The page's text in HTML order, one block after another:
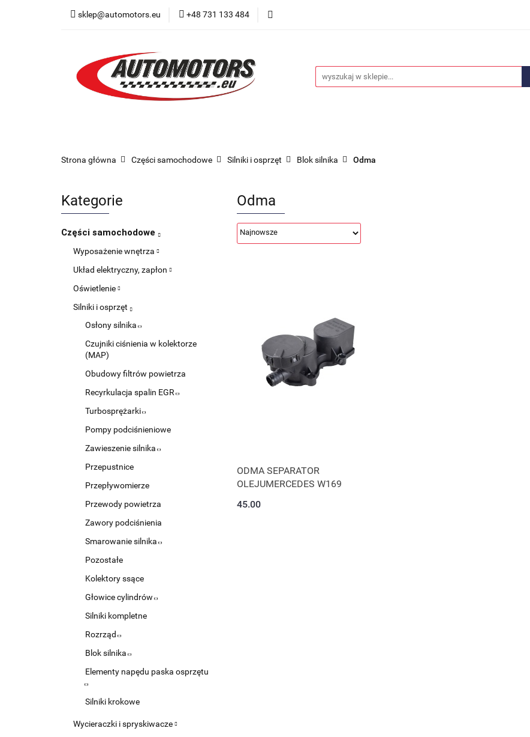
sklep@automotors.eu +48 731 133 484
Części samochodowe
Car audio Nowości
Strona główna Części samochodowe Silniki i osprzęt Blok silnika Odma
Kategorie
Części samochodowe
Wyposażenie wnętrza
Układ elektryczny, zapłon
Oświetlenie
Silniki i osprzęt
Osłony silnika
Czujniki ciśnienia w kolektorze
(MAP)
Obudowy filtrów powietrza
Recyrkulacja spalin EGR
Turbosprężarki
Pompy podciśnieniowe
Zawieszenie silnika
Przepustnice
Przepływomierze
Przewody powietrza
Zawory podciśnienia
Smarowanie silnika
Pozostałe
Kolektory ssące
Głowice cylindrów
Silniki kompletne
Rozrząd
Blok silnika
Elementy napędu paska osprzętu
Silniki krokowe
Wycieraczki i spryskiwacze
Odma
ODMA SEPARATOR
OLEJUMERCEDES W169
45.00